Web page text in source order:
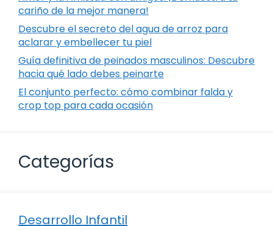
cariño de la mejor manera!
Descubre el secreto del agua de arroz para
aclarar y embellecer tu piel
Guía definitiva de peinados masculinos: Descubre
hacia qué lado debes peinarte
El conjunto perfecto: cómo combinar falda y
crop top para cada ocasión
Categorías
Desarrollo Infantil